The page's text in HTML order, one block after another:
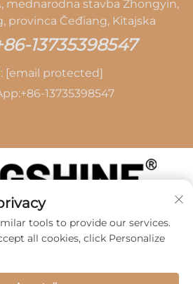
mednarodna stavba Zhongyin,
provinca Čeđiang, Kitajska
13735398547
[email protected]
+86-13735398547
© 2026 SHAOXING TANG CAI
LTD - Politika zasebnosti
tools to provide our services.
all cookies, click Personalize